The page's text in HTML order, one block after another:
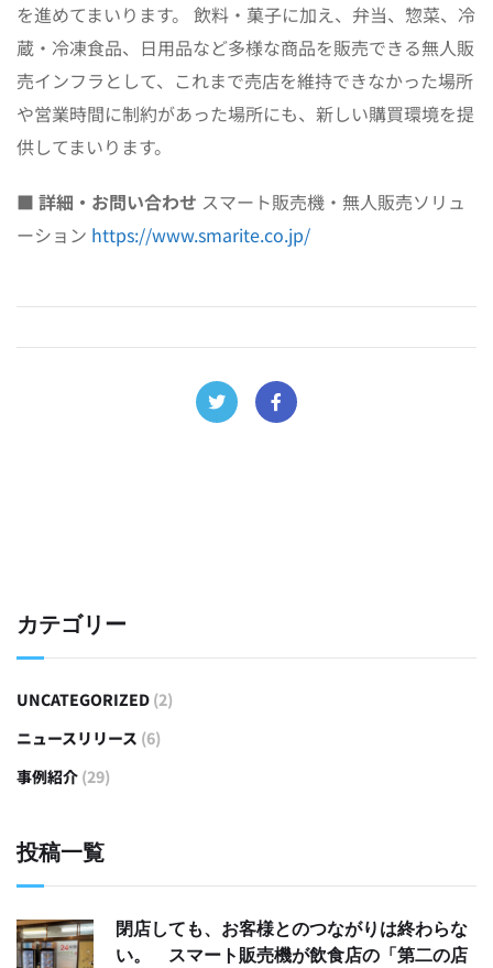
を進めてまいります。 飲料・菓子に加え、弁当、惣菜、冷
蔵・冷凍食品、日用品など多様な商品を販売できる無人販
売インフラとして、これまで売店を維持できなかった場所
や営業時間に制約があった場所にも、新しい購買環境を提
供してまいります。
■ 詳細・お問い合わせ スマート販売機・無人販売ソリュ
ーション https://www.smarite.co.jp/
カテゴリー
UNCATEGORIZED (2)
ニュースリリース (6)
事例紹介 (29)
投稿一覧
閉店しても、お客様とのつながりは終わらな
い。 スマート販売機が飲食店の「第二の店